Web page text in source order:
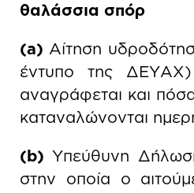
θαλάσσια σπόρ
(a) Αίτηση
έντυπο της
αναγράφεται και
καταναλώνονται
(b) Υπεύθυνη
στην οποία ο